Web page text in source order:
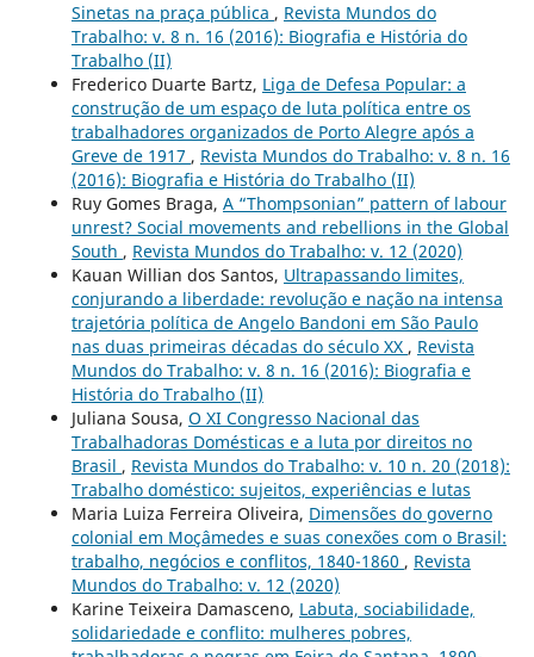
Sinetas na praça pública , Revista Mundos do
Trabalho: v. 8 n. 16 (2016): Biografia e História do
Trabalho (II)
Frederico Duarte Bartz, Liga de Defesa Popular: a
construção de um espaço de luta política entre os
trabalhadores organizados de Porto Alegre após a
Greve de 1917 , Revista Mundos do Trabalho: v. 8 n. 16
(2016): Biografia e História do Trabalho (II)
Ruy Gomes Braga, A “Thompsonian” pattern of labour
unrest? Social movements and rebellions in the Global
South , Revista Mundos do Trabalho: v. 12 (2020)
Kauan Willian dos Santos, Ultrapassando limites,
conjurando a liberdade: revolução e nação na intensa
trajetória política de Angelo Bandoni em São Paulo
nas duas primeiras décadas do século XX , Revista
Mundos do Trabalho: v. 8 n. 16 (2016): Biografia e
História do Trabalho (II)
Juliana Sousa, O XI Congresso Nacional das
Trabalhadoras Domésticas e a luta por direitos no
Brasil , Revista Mundos do Trabalho: v. 10 n. 20 (2018):
Trabalho doméstico: sujeitos, experiências e lutas
Maria Luiza Ferreira Oliveira, Dimensões do governo
colonial em Moçâmedes e suas conexões com o Brasil:
trabalho, negócios e conflitos, 1840-1860 , Revista
Mundos do Trabalho: v. 12 (2020)
Karine Teixeira Damasceno, Labuta, sociabilidade,
solidariedade e conflito: mulheres pobres,